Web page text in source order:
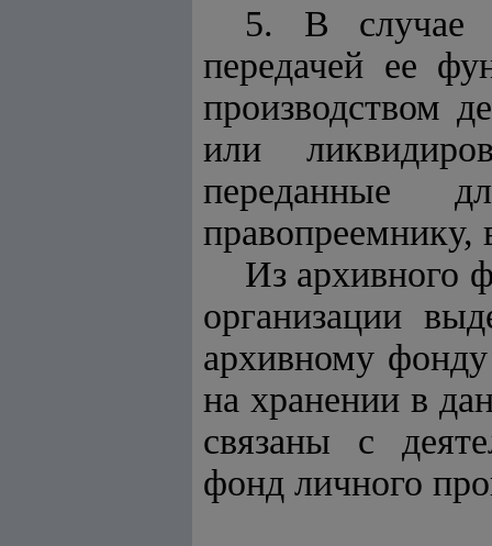
5. В случае
передачей ее
производством
или
переданные
Из архивного
организации
архивному
на хранении в
связаны с
фонд личного